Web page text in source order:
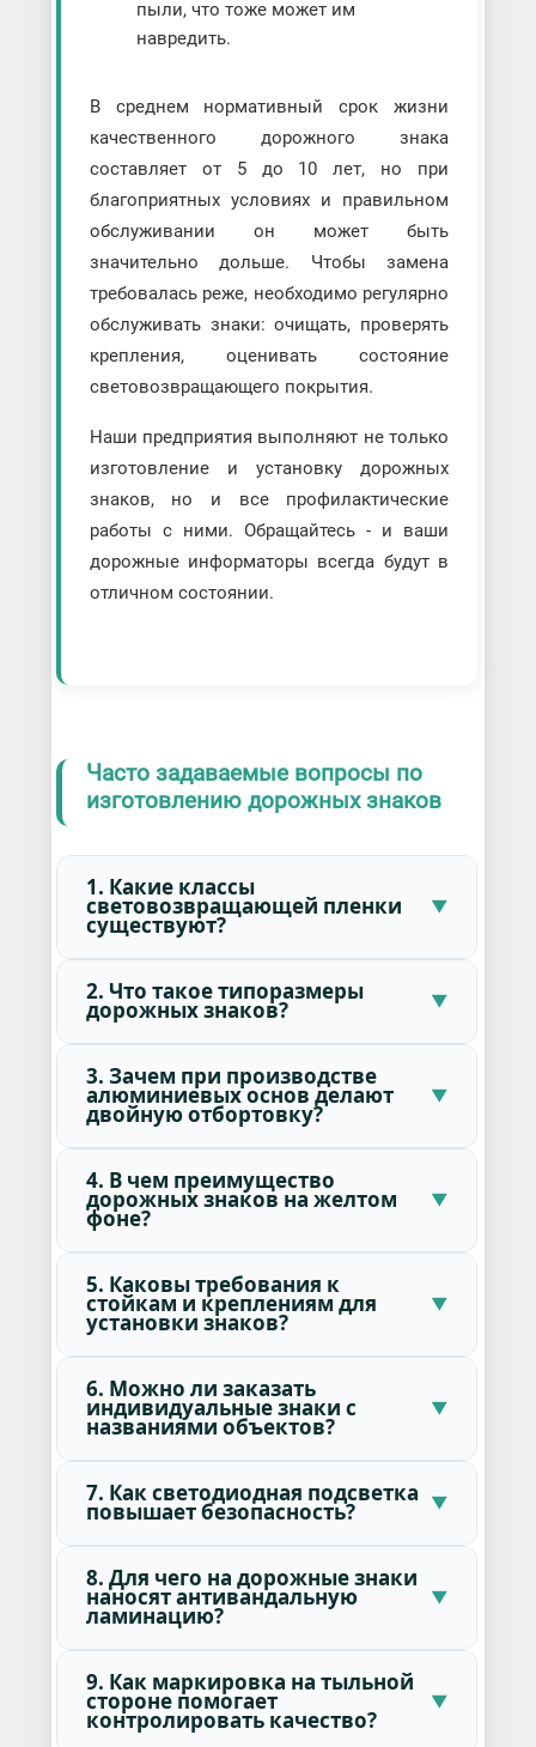
пыли, что тоже может им
навредить.
В среднем нормативный срок жизни
качественного дорожного знака
составляет от 5 до 10 лет, но при
благоприятных условиях и правильном
обслуживании он может быть
значительно дольше. Чтобы замена
требовалась реже, необходимо регулярно
обслуживать знаки: очищать, проверять
крепления, оценивать состояние
световозвращающего покрытия.
Наши предприятия выполняют не только
изготовление и установку дорожных
знаков, но и все профилактические
работы с ними. Обращайтесь - и ваши
дорожные информаторы всегда будут в
отличном состоянии.
Часто задаваемые вопросы по
изготовлению дорожных знаков
1. Какие классы
световозвращающей пленки
существуют?
2. Что такое типоразмеры
дорожных знаков?
3. Зачем при производстве
алюминиевых основ делают
двойную отбортовку?
4. В чем преимущество
дорожных знаков на желтом
фоне?
5. Каковы требования к
стойкам и креплениям для
установки знаков?
6. Можно ли заказать
индивидуальные знаки с
названиями объектов?
7. Как светодиодная подсветка
повышает безопасность?
8. Для чего на дорожные знаки
наносят антивандальную
ламинацию?
9. Как маркировка на тыльной
стороне помогает
контролировать качество?